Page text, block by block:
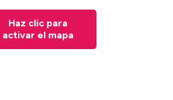
Haz clic para
activar el mapa